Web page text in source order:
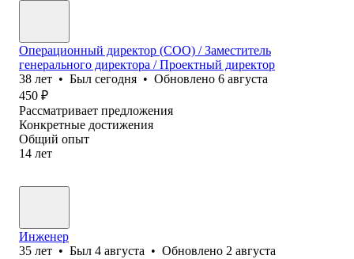
Операционный директор (COO) / Заместитель
генерального директора / Проектный директор
38 лет • Был сегодня • Обновлено 6 августа
450 ₽
Рассматривает предложения
Конкретные достижения
Общий опыт
14 лет
Инженер
35 лет • Был 4 августа • Обновлено 2 августа